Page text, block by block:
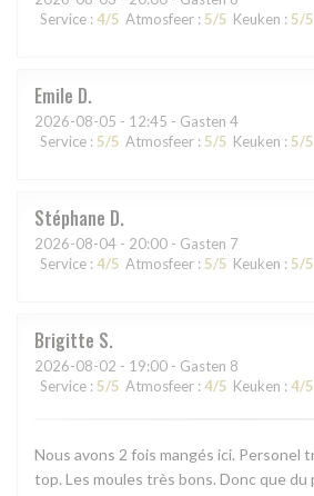
Service : 4/5 Atmosfeer : 5/5 Keuken : 5/5
Emile D
2026-08-05 - 12:45 - Gasten 4
Service : 5/5 Atmosfeer : 5/5 Keuken : 5/5
Stéphane D
2026-08-04 - 20:00 - Gasten 7
Service : 4/5 Atmosfeer : 5/5 Keuken : 5/5
Brigitte S
2026-08-02 - 19:00 - Gasten 8
Service : 5/5 Atmosfeer : 4/5 Keuken : 4/5
Nous avons 2 fois mangés ici. Personel
top. Les moules très bons. Donc que